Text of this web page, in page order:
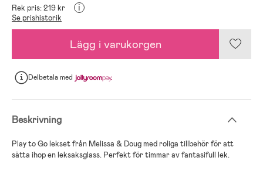
Rek pris: 219 kr i
Se prishistorik
Lägg i varukorgen
Delbetalamed
Beskrivning
Play to Go lekset från Melissa & Doug med roliga tillbehör för att
sätta ihop en leksaksglass. Perfekt för timmar av fantasifull lek.